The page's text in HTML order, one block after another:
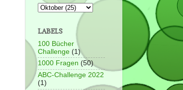
LABELS
100 Bücher
Challenge (1)
1000 Fragen (50)
ABC-Challenge 2022
(1)